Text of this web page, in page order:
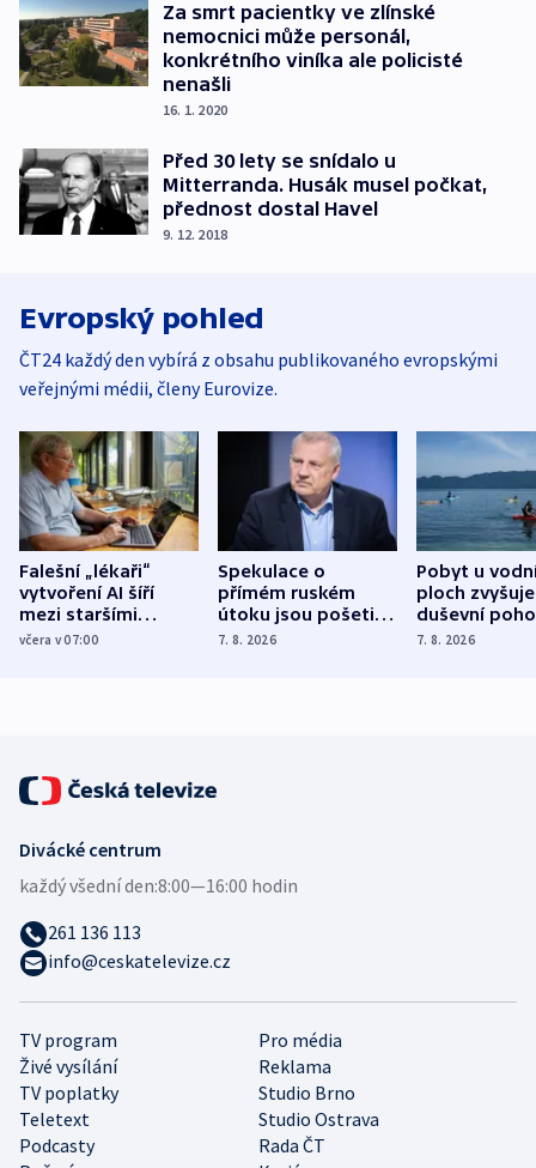
Za smrt pacientky ve zlínské
nemocnici může personál,
konkrétního viníka ale policisté
nenašli
16. 1. 2020
Před 30 lety se snídalo u
Mitterranda. Husák musel počkat,
přednost dostal Havel
9. 12. 2018
Evropský pohled
ČT24 každý den vybírá z obsahu publikovaného evropskými
veřejnými médii, členy Eurovize.
Falešní „lékaři“
vytvoření AI šíří
mezi staršími
Poláky nebezpečné
včera v 07:00
Spekulace o
přímém ruském
útoku jsou pošetilé,
míní estonský
7. 8. 2026
Pobyt u
ploch zvyšuje
duševní
ukázala
7. 8. 2026
TV program
Pro média
Živé vysílání
Reklama
TV poplatky
Studio Brno
Teletext
Studio Ostrava
Podcasty
Rada ČT
Divácké centrum
každý všední den:8:00—16:00 hodin
261 136 113
info@ceskatelevize.cz